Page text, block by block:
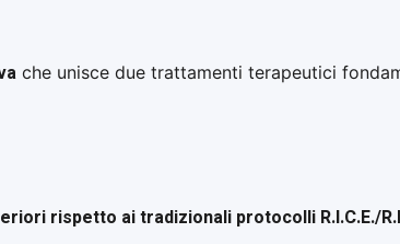
che unisce due trattamenti terapeutici
rispetto ai tradizionali protocolli R.I.C.E./